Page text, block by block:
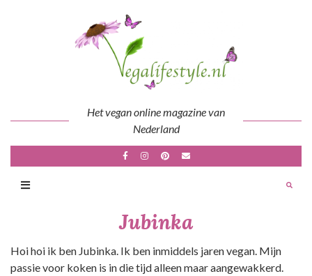
Het vegan online magazine van
Nederland
Jubinka
Hoi hoi ik ben Jubinka. Ik ben inmiddels jaren vegan. Mijn
passie voor koken is in die tijd alleen maar aangewakkerd.